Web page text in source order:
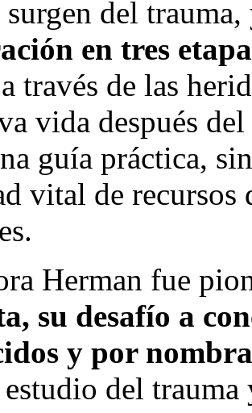
surgen del
en tres
través de las
vida después
guía práctica,
vital de
Herman fue
su desafío a
y por
del trauma